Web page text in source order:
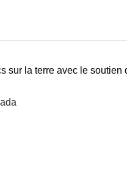
sur la terre avec le soutien